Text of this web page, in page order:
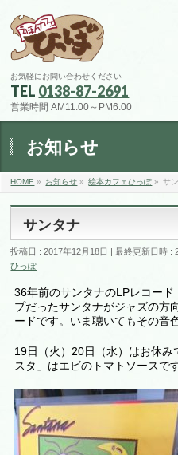
お気軽にお問い合わせください
TEL 0138-87-2691
営業時間 AM11:00～PM6:00
お知らせ
HOME » お知らせ » 絵本カフェひっぽ» サ
サンタナ
投稿日 : 2017年12月18日 最終更新日時 :
ひっぽ
36年前のサンタナのLPレコー
プだったサンタナがジャズの方
ードです。いま聴いてもその音
19日（火）20日（水）はお休
スタ」はエビのトマトソースで